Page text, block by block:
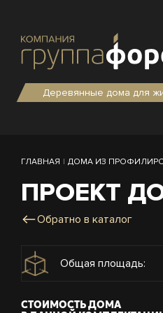
Деревянные дома для
ГЛАВНАЯ | ДОМА ИЗ
ПРОЕКТ
Обратно в каталог
Общая площадь:
СТОИМОСТЬ ДОМА